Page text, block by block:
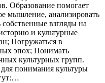
Образование помогает
мышление, анализировать
взгляды на
и культурные
Погружаться в
эпох; Понимать
культурных групп.
понимания культуры